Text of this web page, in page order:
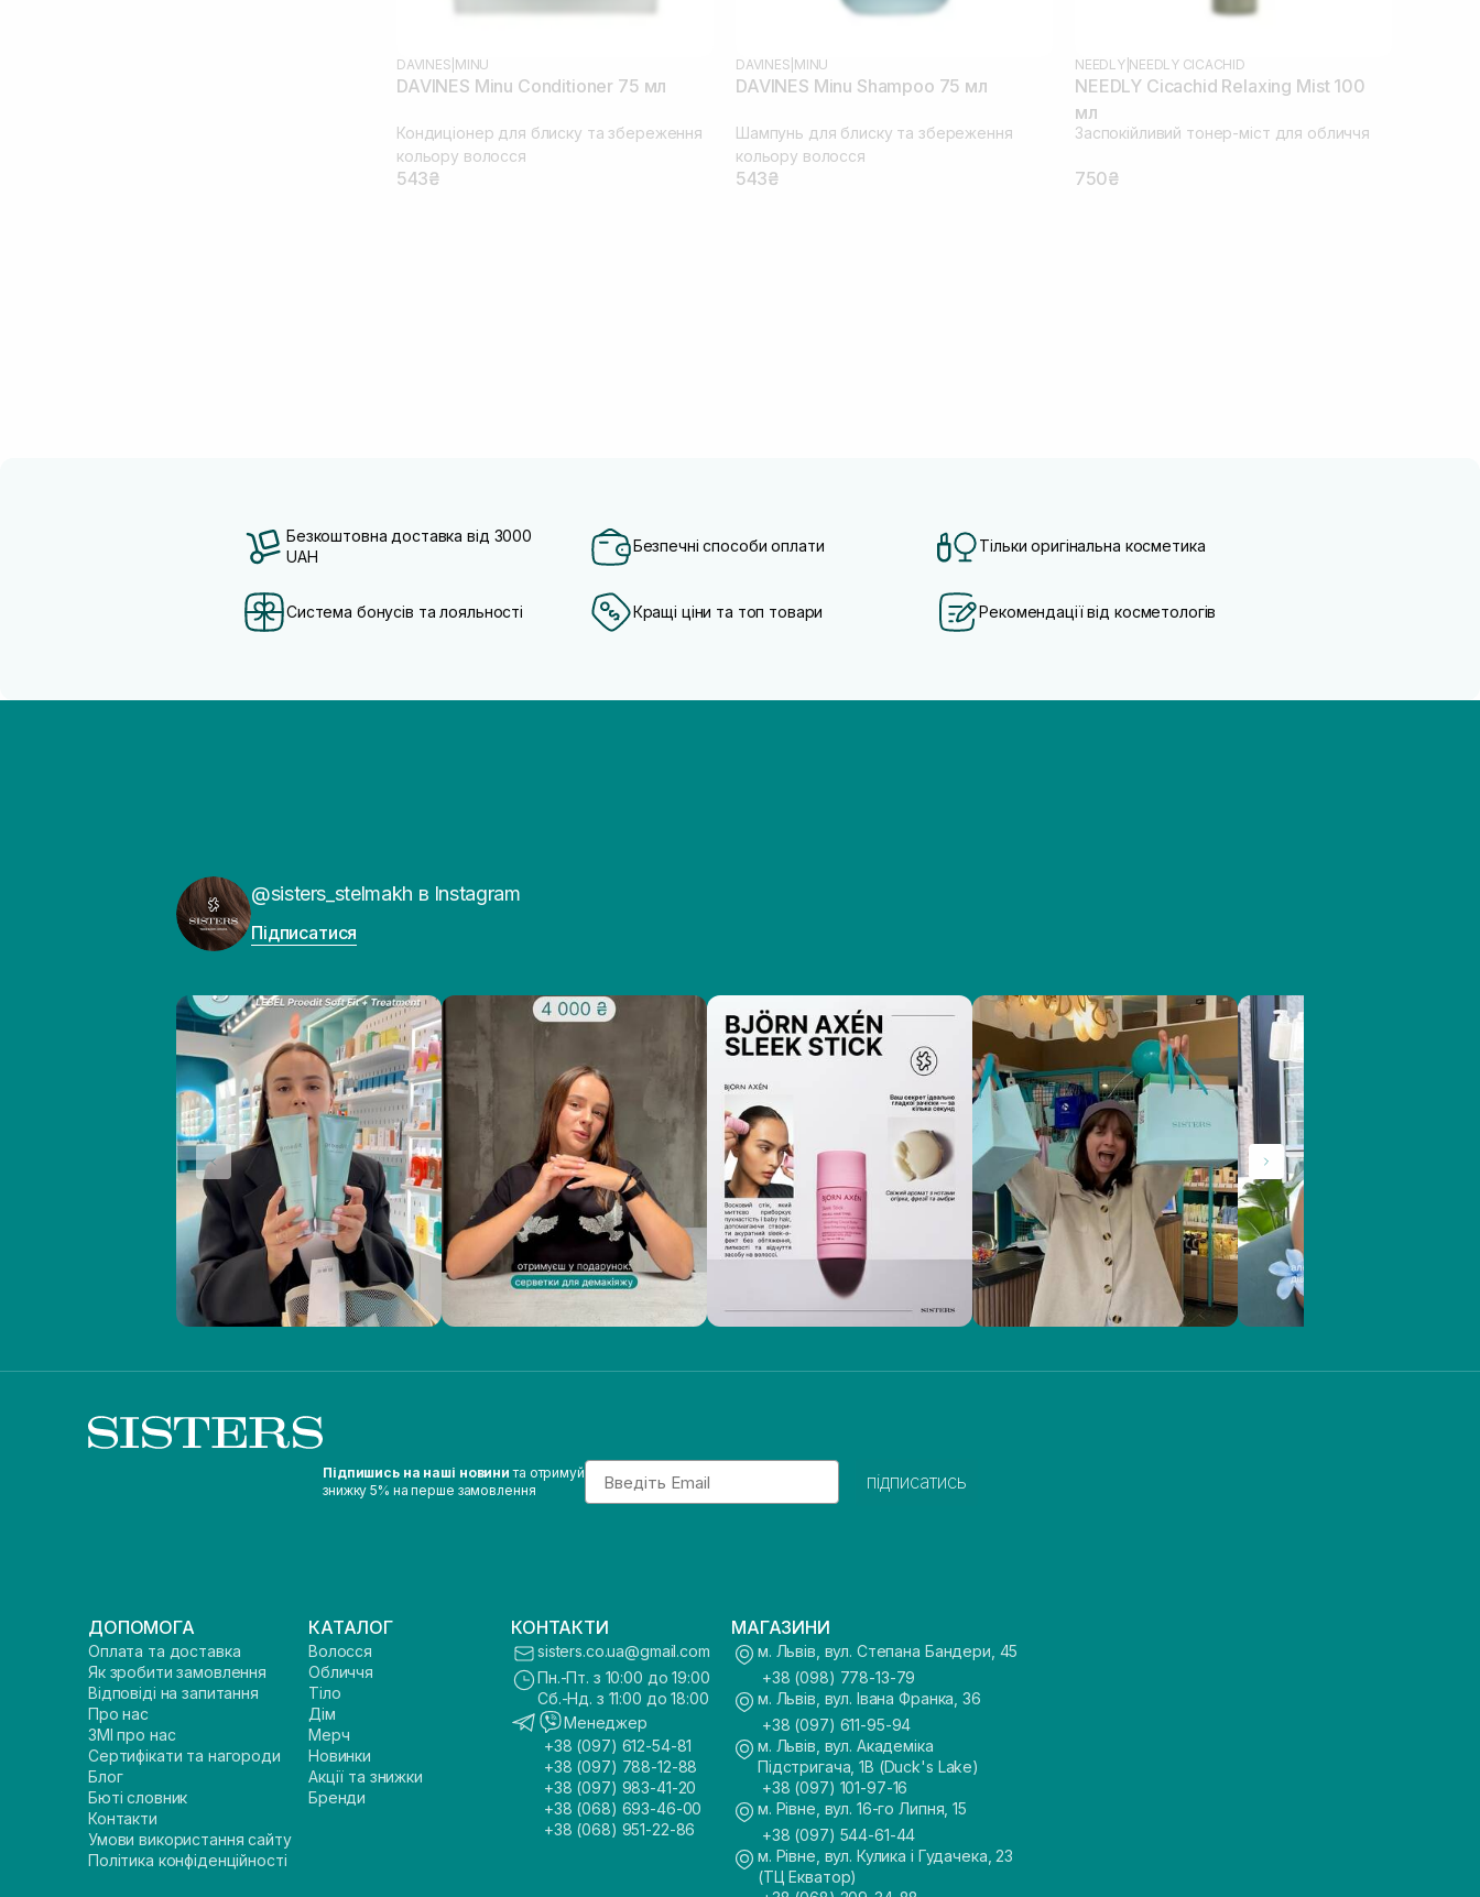
DAVINES MINU
DAVINES Minu Conditioner 75 мл
Кондиціонер для блиску та збереження
кольору волосся
543₴
DAVINES MINU
DAVINES Minu Shampoo 75 мл
Шампунь для блиску та збереження
кольору волосся
543₴
NEEDLY| NEEDLY CICACHID
NEEDLY Cicachid Relaxing Mist 100
мл
Заспокійливий тонер-міст для обличчя
750₴
Безкоштовна доставка від 3000
UAH
Безпечні способи оплати Тільки оригінальна косметика
Система бонусів та лояльності Кращі ціни та топ товари Рекомендації від косметологів
@sisters_stelmakh в Instagram
Підписатися
Підпишись на наші новини та отримуй
знижку 5% на перше замовлення
Email
підписатись
ДОПОМОГА
Оплата та доставка
Як зробити замовлення
Відповіді на запитання
Про нас
ЗМІ про нас
Сертифікати та нагороди
Блог
Бюті словник
Контакти
Умови використання сайту
Політика конфіденційності
КАТАЛОГ
Волосся
Обличчя
Тіло
Дім
Мерч
Новинки
Акції та знижки
Бренди
КОНТАКТИ
sisters.co.ua@gmail.com
Пн.-Пт. з 10:00 до 19:00
Сб.-Нд. з 11:00 до 18:00
Менеджер
+38 (097) 612-54-81
+38 (097) 788-12-88
+38 (097) 983-41-20
+38 (068) 693-46-00
+38 (068) 951-22-86
МАГАЗИНИ
м. Львів, вул. Степана Бандери, 45
+38 (098) 778-13-79
м. Львів, вул. Івана Франка, 36
+38 (097) 611-95-94
м. Львів, вул. Академіка
Підстригача, 1В (Duck's Lake)
+38 (097) 101-97-16
м. Рівне, вул. 16-го Липня, 15
+38 (097) 544-61-44
м. Рівне, вул. Кулика і Гудачека, 23
(ТЦ Екватор)